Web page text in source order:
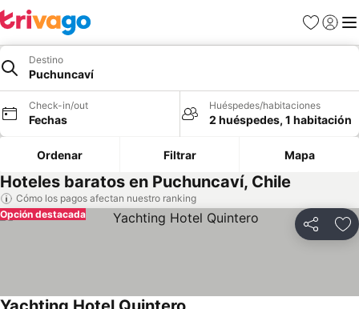
Favoritos
Iniciar
Destino
Puchuncaví
Check-in/out
Fechas
Huéspedes/habitaciones
2 huéspedes, 1 habitación
Ordenar Filtrar Mapa
Hoteles baratos en Puchuncaví, Chile
Cómo los pagos afectan nuestro ranking
Compartir
Opción destacada